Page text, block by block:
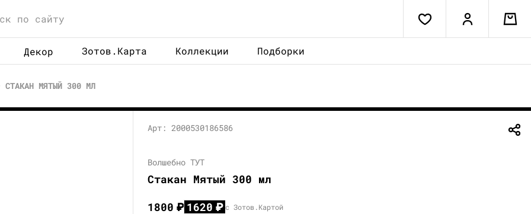
Декор Зотов.Карта Коллекции Подборки
СТАКАН МЯТЫЙ 300 МЛ
Арт: 2000530186586
Волшебно ТУТ
Стакан Мятый 300 мл
1800₽ 1620₽ с Зотов.Картой